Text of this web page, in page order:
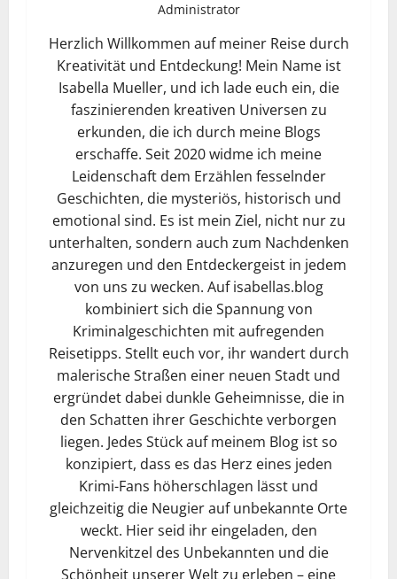
Administrator
Herzlich Willkommen auf meiner Reise durch
Kreativität und Entdeckung! Mein Name ist
Isabella Mueller, und ich lade euch ein, die
faszinierenden kreativen Universen zu
erkunden, die ich durch meine Blogs
erschaffe. Seit 2020 widme ich meine
Leidenschaft dem Erzählen fesselnder
Geschichten, die mysteriös, historisch und
emotional sind. Es ist mein Ziel, nicht nur zu
unterhalten, sondern auch zum Nachdenken
anzuregen und den Entdeckergeist in jedem
von uns zu wecken. Auf isabellas.blog
kombiniert sich die Spannung von
Kriminalgeschichten mit aufregenden
Reisetipps. Stellt euch vor, ihr wandert durch
malerische Straßen einer neuen Stadt und
ergründet dabei dunkle Geheimnisse, die in
den Schatten ihrer Geschichte verborgen
liegen. Jedes Stück auf meinem Blog ist so
konzipiert, dass es das Herz eines jeden
Krimi-Fans höherschlagen lässt und
gleichzeitig die Neugier auf unbekannte Orte
weckt. Hier seid ihr eingeladen, den
Nervenkitzel des Unbekannten und die
Schönheit unserer Welt zu erleben – eine